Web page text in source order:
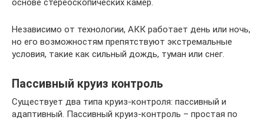
Независимо от технологии, AКК работает день или ночь,
но его возможностям препятствуют экстремальные
условия, такие как сильный дождь, туман или снег.
Пассивный круиз контроль
Существует два типа круиз-контроля: пассивный и
адаптивный. Пассивный круиз-контроль – простая по